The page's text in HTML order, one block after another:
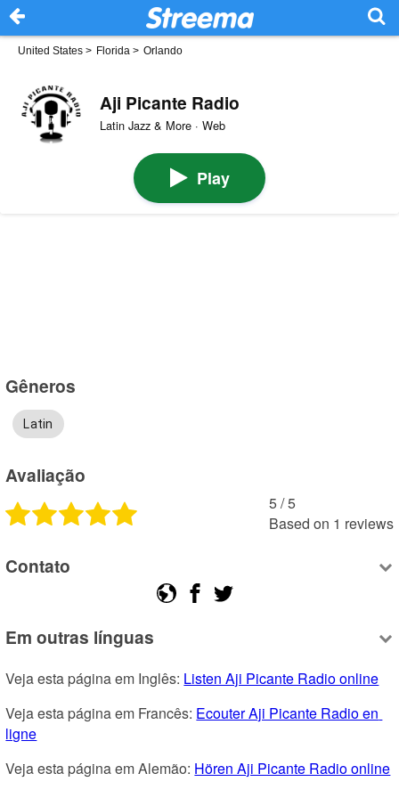
United States > Florida > Orlando
Aji Picante Radio
Latin Jazz & More · Web
Play
Gêneros
Latin
Avaliação
5 /5
Based on 1 reviews
Contato
Em outras línguas
Veja esta página em Inglês: Listen Aji Picante Radio online
Veja esta página em Francês: Ecouter Aji Picante Radio en
ligne
Veja esta página em Alemão: Hören Aji Picante Radio online